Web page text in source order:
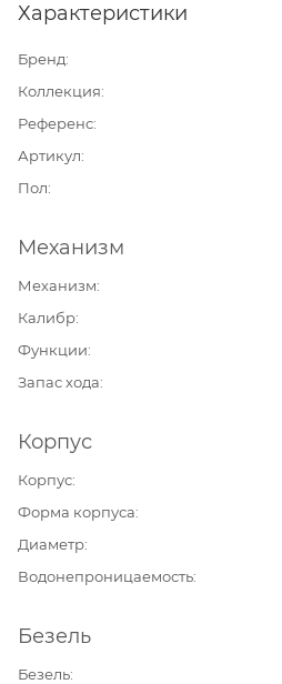
Характеристики
Бренд
Коллекция
Референс
Артикул
Пол
Механизм
Механизм
Калибр
Функции
Запас хода
Корпус
Корпус
Форма корпуса
Диаметр
Водонепроницаемость
Безель
Безель